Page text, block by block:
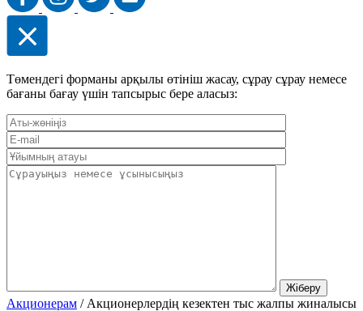
Төмендегі форманы арқылы өтініш жасау, сұрау сұрау немесе
бағаны бағау үшін тапсырыс бере аласыз:
Акционерам / Акционерлердің кезектен тыс жалпы жиналысы